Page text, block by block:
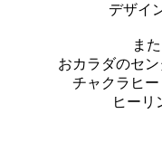
デザイ
ま
おカラダのセ
チャクラヒ
ヒーリ